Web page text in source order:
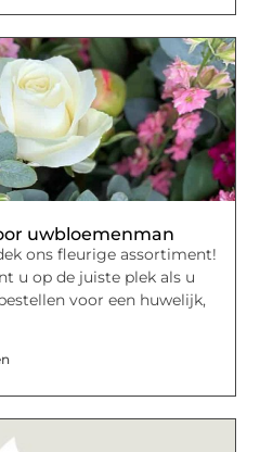
uwbloemenman
ons fleurige assortiment!
u op de juiste plek als u
voor een huwelijk,